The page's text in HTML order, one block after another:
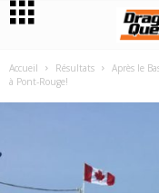
Accueil Résultats
Après le
à Pont-Rouge!